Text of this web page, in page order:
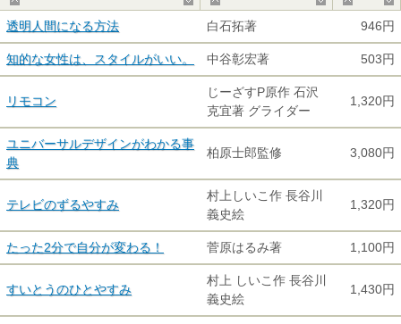
透明人間になる方法
白石拓著 946円
知的な女性は、スタイルがいい。 中谷彰宏著 503円
リモコン
じーざすP原作 石沢
克宜著 グライダー
1,320円
ユニバーサルデザインがわかる事
典
柏原士郎監修 3,080円
テレビのずるやすみ
村上しいこ作 長谷川
義史絵
1,320円
たった2分で自分が変わる！ 菅原はるみ著 1,100円
すいとうのひとやすみ
村上 しいこ作 長谷川
義史絵
1,430円